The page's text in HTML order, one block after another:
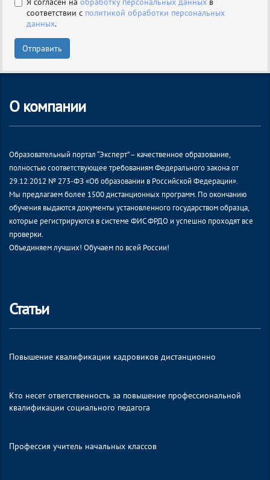
соответствии с политикой обработки персональных
данных.
Отправить
О компании
Образовательный портал “Эксперт” – качественное образование,
полностью соответствующее требованиям Федерального закона от
29.12.2012 № 273-ФЗ «Об образовании в Российской Федерации».
Мы предлагаем более 1500 дистанционных программ. По окончанию
обучения выдаются документы установленного государством образца,
которые регистрируются в системе ФИС ФРДО и успешно проходят все
проверки.
Объединяем лучших! Обучаем по всей России!
Статьи
Повышение квалификации кадровиков дистанционно
Кто несет ответственность за повышение профессиональной
квалификации социального педагога
Профессия учитель начальных классов